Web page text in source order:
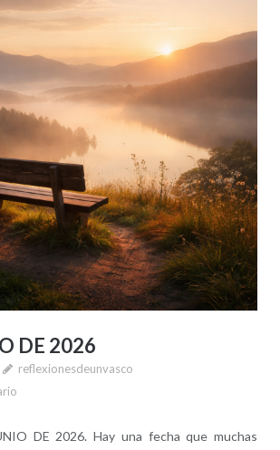
DE 2026
reflexionesdeunvasco
DE 2026. Hay una fecha que muchas